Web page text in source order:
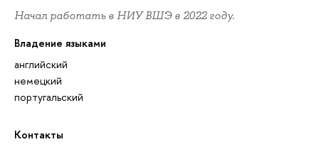
Начал работать в НИУ ВШЭ в 2022 году.
Владение языками
английский
немецкий
португальский
Контакты